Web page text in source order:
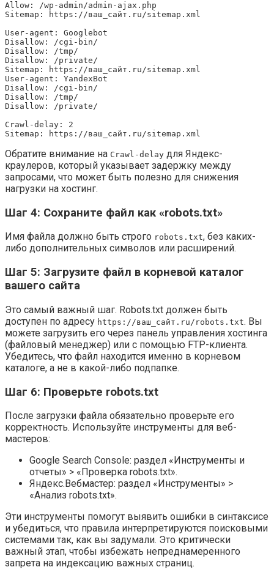
Allow: /wp-admin/admin-ajax.php
Sitemap: https://ваш_сайт.ru/sitemap.xml
User-agent: Googlebot
Disallow: /cgi-bin/
Disallow: /tmp/
Disallow: /private/
Sitemap: https://ваш_сайт.ru/sitemap.xml
User-agent: YandexBot
Disallow: /cgi-bin/
Disallow: /tmp/
Disallow: /private/
Crawl-delay: 2
Обратите внимание на Crawl-delay для Яндекс-
краулеров, который указывает задержку между
запросами, что может быть полезно для снижения
нагрузки на хостинг.
Шаг 4: Сохраните файл как «robots.txt»
Имя файла должно быть строго robots.txt, без каких-
либо дополнительных символов или расширений.
Шаг 5: Загрузите файл в корневой каталог
вашего сайта
Это самый важный шаг. Robots.txt должен быть
доступен по адресу https://ваш_сайт.ru/robots.txt. Вы
можете загрузить его через панель управления хостинга
(файловый менеджер) или с помощью FTP-клиента.
Убедитесь, что файл находится именно в корневом
каталоге, а не в какой-либо подпапке.
Шаг 6: Проверьте robots.txt
После загрузки файла обязательно проверьте его
корректность. Используйте инструменты для веб-
мастеров:
Google Search Console: раздел «Инструменты и
отчеты» > «Проверка robots.txt».
Яндекс.Вебмастер: раздел «Инструменты» >
«Анализ robots.txt».
Эти инструменты помогут выявить ошибки в синтаксисе
и убедиться, что правила интерпретируются поисковыми
системами так, как вы задумали. Это критически
важный этап, чтобы избежать непреднамеренного
запрета на индексацию важных страниц.